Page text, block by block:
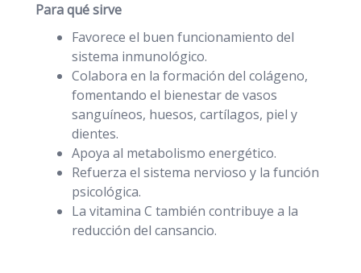
Para qué sirve
Favorece el buen funcionamiento del
sistema inmunológico.
Colabora en la formación del colágeno,
fomentando el bienestar de vasos
sanguíneos, huesos, cartílagos, piel y
dientes.
Apoya al metabolismo energético.
Refuerza el sistema nervioso y la función
psicológica.
La vitamina C también contribuye a la
reducción del cansancio.